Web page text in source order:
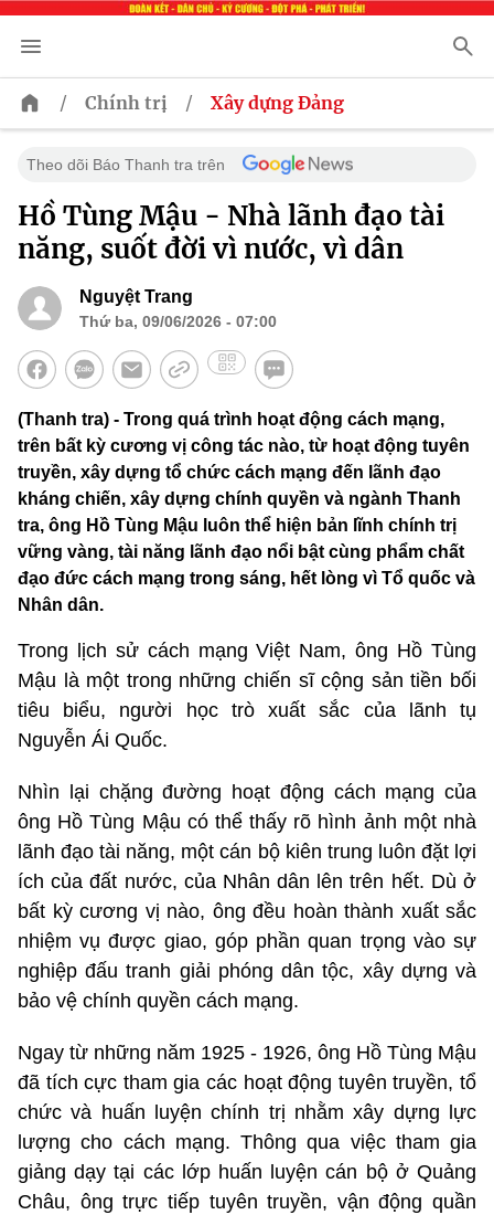
/ Chính trị / Xây dựng Đảng
Theo dõi Báo Thanh tra trên
Hồ Tùng Mậu - Nhà lãnh đạo tài
năng, suốt đời vì nước, vì dân
Nguyệt Trang
Thứ ba, 09/06/2026 - 07:00
(Thanh tra) - Trong quá trình hoạt động cách mạng,
trên bất kỳ cương vị công tác nào, từ hoạt động tuyên
truyền, xây dựng tổ chức cách mạng đến lãnh đạo
kháng chiến, xây dựng chính quyền và ngành Thanh
tra, ông Hồ Tùng Mậu luôn thể hiện bản lĩnh chính trị
vững vàng, tài năng lãnh đạo nổi bật cùng phẩm chất
đạo đức cách mạng trong sáng, hết lòng vì Tổ quốc và
Nhân dân.
Trong lịch sử cách mạng Việt Nam, ông Hồ Tùng
Mậu là một trong những chiến sĩ cộng sản tiền bối
tiêu biểu, người học trò xuất sắc của lãnh tụ
Nguyễn Ái Quốc.
Nhìn lại chặng đường hoạt động cách mạng của
ông Hồ Tùng Mậu có thể thấy rõ hình ảnh một nhà
lãnh đạo tài năng, một cán bộ kiên trung luôn đặt lợi
ích của đất nước, của Nhân dân lên trên hết. Dù ở
bất kỳ cương vị nào, ông đều hoàn thành xuất sắc
nhiệm vụ được giao, góp phần quan trọng vào sự
nghiệp đấu tranh giải phóng dân tộc, xây dựng và
bảo vệ chính quyền cách mạng.
Ngay từ những năm 1925 - 1926, ông Hồ Tùng Mậu
đã tích cực tham gia các hoạt động tuyên truyền, tổ
chức và huấn luyện chính trị nhằm xây dựng lực
lượng cho cách mạng. Thông qua việc tham gia
giảng dạy tại các lớp huấn luyện cán bộ ở Quảng
Châu, ông trực tiếp tuyên truyền, vận động quần